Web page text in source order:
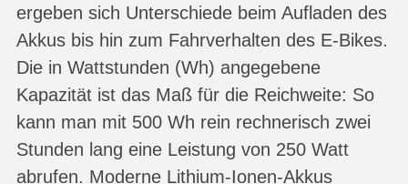
ergeben sich Unterschiede beim Aufladen des
Akkus bis hin zum Fahrverhalten des E-Bikes.
Die in Wattstunden (Wh) angegebene
Kapazität ist das Maß für die Reichweite: So
kann man mit 500 Wh rein rechnerisch zwei
Stunden lang eine Leistung von 250 Watt
abrufen. Moderne Lithium-Ionen-Akkus